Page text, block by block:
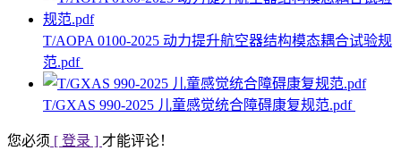
T/AOPA 0100-2025 动力提升航空器结构模态耦合试验规
范.pdf
T/GXAS 990-2025 儿童感觉统合障碍康复规范.pdf
您必须 [ 登录 ] 才能评论！